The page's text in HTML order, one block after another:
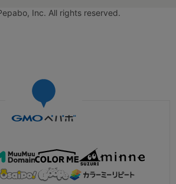
Inc. All rights reserved.